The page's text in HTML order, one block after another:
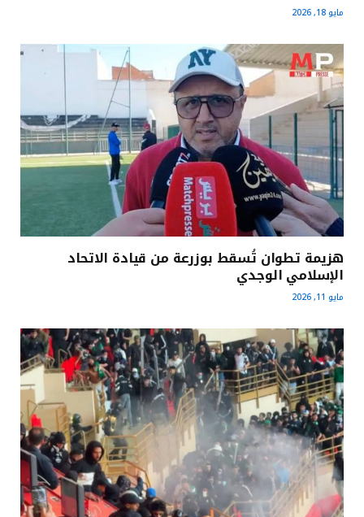
مايو 18, 2026
هزيمة تطوان تُسقط بوزرعة من قيادة الاتحاد
الإسلامي الوجدي
مايو 11, 2026